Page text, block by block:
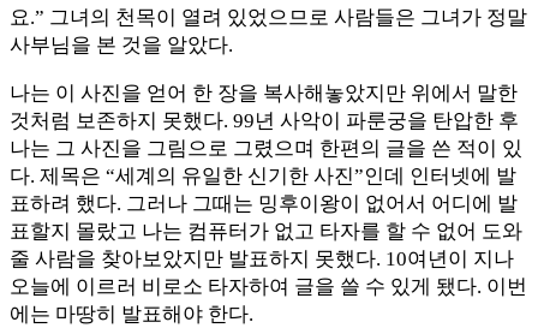
요.” 그녀의 천목이 열려 있었으므로 사람들은 그녀가 정말
사부님을 본 것을 알았다.
나는 이 사진을 얻어 한 장을 복사해놓았지만 위에서 말한
것처럼 보존하지 못했다. 99년 사악이 파룬궁을 탄압한 후
나는 그 사진을 그림으로 그렸으며 한편의 글을 쓴 적이 있
다. 제목은 “세계의 유일한 신기한 사진”인데 인터넷에 발
표하려 했다. 그러나 그때는 밍후이왕이 없어서 어디에 발
표할지 몰랐고 나는 컴퓨터가 없고 타자를 할 수 없어 도와
줄 사람을 찾아보았지만 발표하지 못했다. 10여년이 지나
오늘에 이르러 비로소 타자하여 글을 쓸 수 있게 됐다. 이번
에는 마땅히 발표해야 한다.